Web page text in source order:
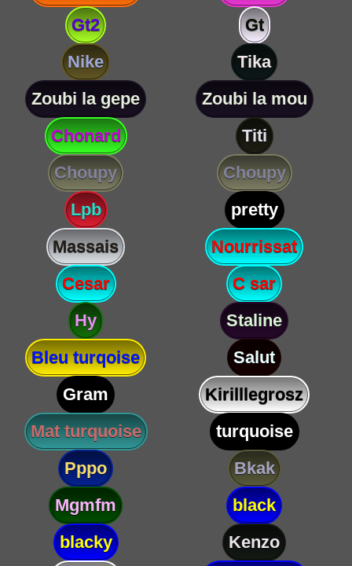
Gt2
Gt
Nike
Tika
Zoubi la gepe
Zoubi la mou
Chonard
Titi
Choupy
Choupy
Lpb
pretty
Massais
Nourrissat
Cesar
C sar
Hy
Staline
Bleu turqoise
Salut
Gram
Kirilllegrosz
Mat turquoise
turquoise
Pppo
Bkak
Mgmfm
black
blacky
Kenzo